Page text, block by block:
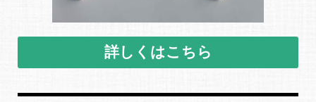
詳しくはこちら